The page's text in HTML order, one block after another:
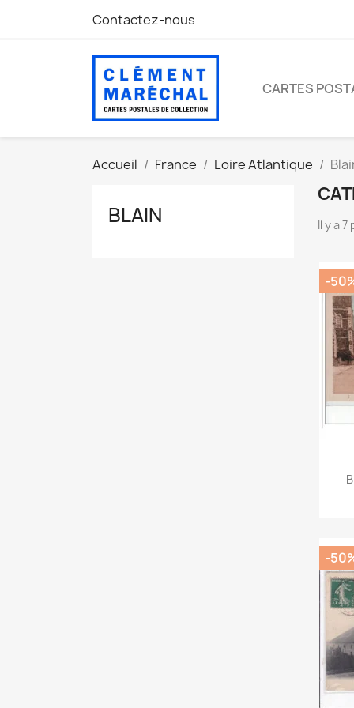
Contactez-nous
CARTES
Accueil France Loire Atlantique
BLAIN Il y a
-
-